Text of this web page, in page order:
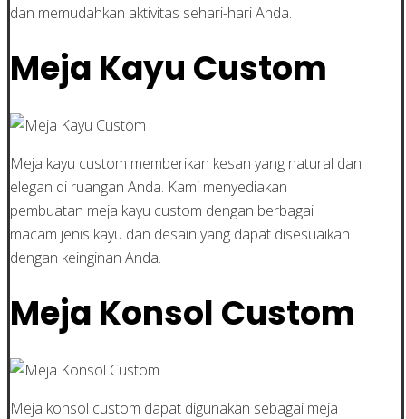
dan memudahkan aktivitas sehari-hari Anda.
Meja Kayu Custom
Meja kayu custom memberikan kesan yang natural dan
elegan di ruangan Anda. Kami menyediakan
pembuatan meja kayu custom dengan berbagai
macam jenis kayu dan desain yang dapat disesuaikan
dengan keinginan Anda.
Meja Konsol Custom
Meja konsol custom dapat digunakan sebagai meja